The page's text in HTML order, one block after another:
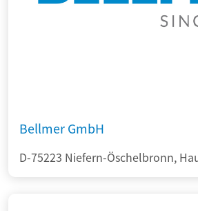
Bellmer GmbH
D-75223 Niefern-Öschelbronn,